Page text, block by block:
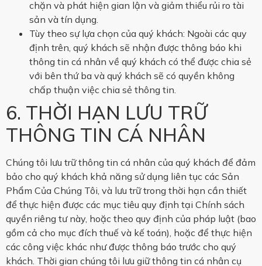
chặn và phát hiện gian lận và giảm thiểu rủi ro tài
sản và tín dụng.
Tùy theo sự lựa chọn của quý khách: Ngoài các quy
định trên, quý khách sẽ nhận được thông báo khi
thông tin cá nhân về quý khách có thể được chia sẻ
với bên thứ ba và quý khách sẽ có quyền không
chấp thuận việc chia sẻ thông tin.
6. THỜI HẠN LƯU TRỮ
THÔNG TIN CÁ NHÂN
Chúng tôi lưu trữ thông tin cá nhân của quý khách để đảm
bảo cho quý khách khả năng sử dụng liên tục các Sản
Phẩm Của Chúng Tôi, và lưu trữ trong thời hạn cần thiết
để thực hiện được các mục tiêu quy định tại Chính sách
quyền riêng tư này, hoặc theo quy định của pháp luật (bao
gồm cả cho mục đích thuế và kế toán), hoặc để thực hiện
các công việc khác như được thông báo trước cho quý
khách. Thời gian chúng tôi lưu giữ thông tin cá nhân cụ